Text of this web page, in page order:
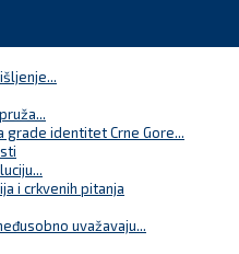
grade identitet Crne Gore...
i crkvenih pitanja
uvažavaju...